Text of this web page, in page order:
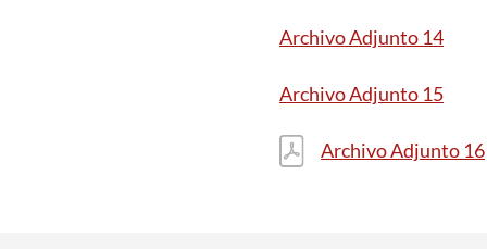
Archivo Adjunto 14
Archivo Adjunto 15
Archivo Adjunto 16